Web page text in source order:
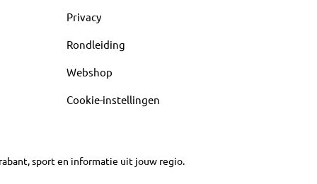
Privacy
Rondleiding
Webshop
Cookie-instellingen
sport en informatie uit jouw regio.